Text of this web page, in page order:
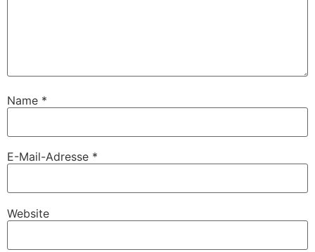
Name *
E-Mail-Adresse *
Website